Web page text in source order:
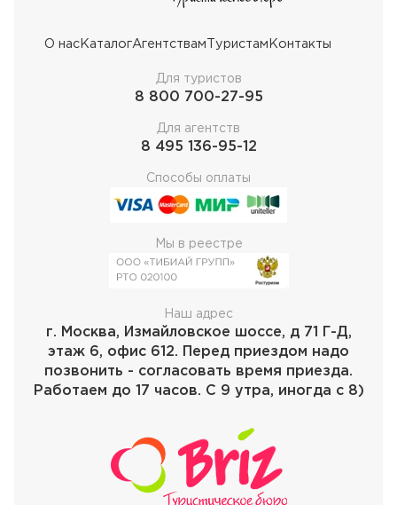
О насКаталогАгентствам Туристам Контакты
Для туристов
8 800 700-27-95
Для агентств
8 495 136-95-12
Способы оплаты
Мы в реестре
Наш адрес
г. Москва, Измайловское шоссе, д 71 Г-Д,
этаж 6, офис 612. Перед приездом надо
позвонить - согласовать время приезда.
Работаем до 17 часов. С 9 утра, иногда с 8)